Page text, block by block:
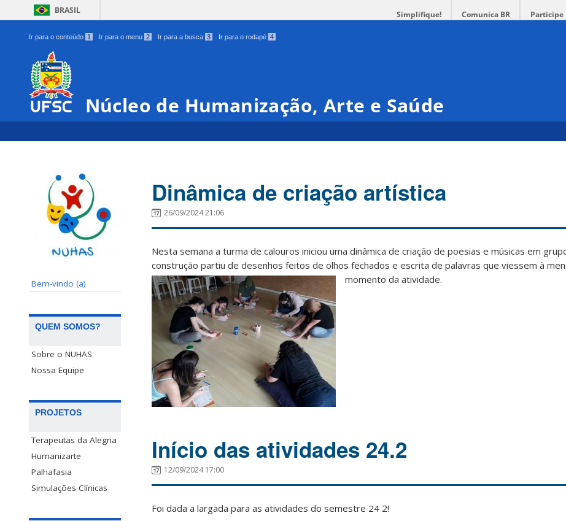
BRASIL Simplifique! Comunica BR Participe
Ir para o conteúdo 1 Ir para o menu 2 Ir para a busca 3 Ir para o rodapé 4
Núcleo de Humanização, Arte e Saúde
Bem-vindo (a)
QUEM SOMOS?
Sobre o NUHAS
Nossa Equipe
PROJETOS
Terapeutas da Alegria
Humanizarte
Palhafasia
Simulações Clínicas
Dinâmica de criação artística
26/09/2024 21:06
Nesta semana a turma de calouros iniciou uma dinâmica de criação de poesias e músicas em
construção partiu de desenhos feitos de olhos fechados e escrita de palavras que viessem à
momento da atividade.
Início das atividades 24.2
12/09/2024 17:00
Foi dada a largada para as atividades do semestre 24 2!